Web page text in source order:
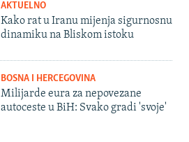
AKTUELNO
Kako rat u Iranu mijenja sigurnosnu
dinamiku na Bliskom istoku
BOSNA I HERCEGOVINA
Milijarde eura za nepovezane
autoceste u BiH: Svako gradi 'svoje'